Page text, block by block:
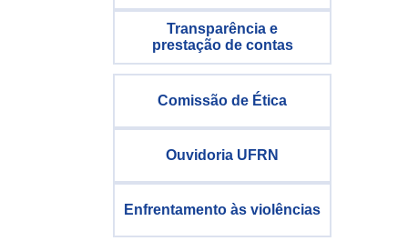
Transparência e
prestação de contas
Comissão de Ética
Ouvidoria UFRN
Enfrentamento às violências